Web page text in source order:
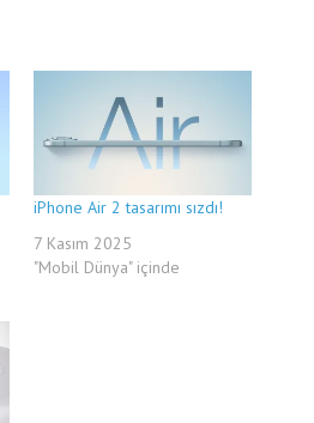
iPhone Air 2 tasarımı sızdı!
7 Kasım 2025
"Mobil Dünya" içinde